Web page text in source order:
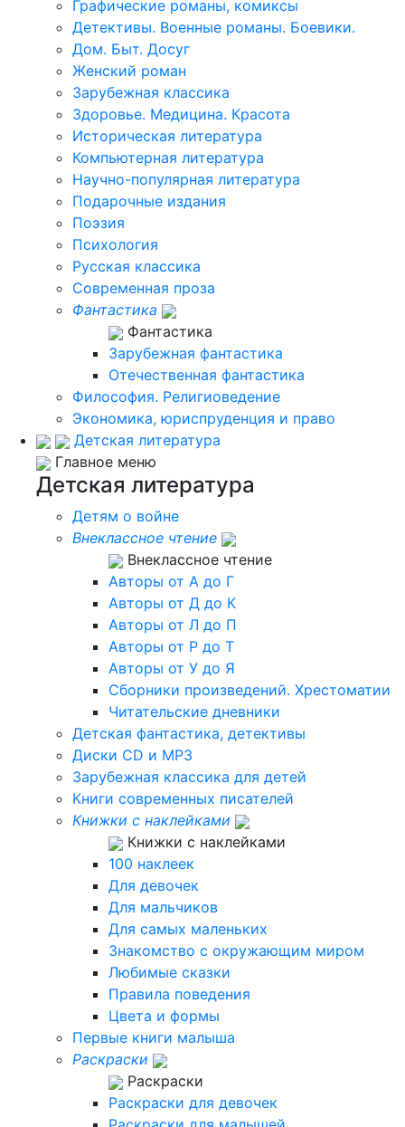
Графические романы, комиксы
Детективы. Военные романы. Боевики.
Дом. Быт. Досуг
Женский роман
Зарубежная классика
Здоровье. Медицина. Красота
Историческая литература
Компьютерная литература
Научно-популярная литература
Подарочные издания
Поэзия
Психология
Русская классика
Современная проза
Фантастика
Фантастика
Зарубежная фантастика
Отечественная фантастика
Философия. Религиоведение
Экономика, юриспруденция и право
Детская литература
Главное меню
Детская литература
Детям о войне
Внеклассное чтение
Внеклассное чтение
Авторы от А до Г
Авторы от Д до К
Авторы от Л до П
Авторы от Р до Т
Авторы от У до Я
Сборники произведений. Хрестоматии
Читательские дневники
Детская фантастика, детективы
Диски CD и MP3
Зарубежная классика для детей
Книги современных писателей
Книжки с наклейками
Книжки с наклейками
100 наклеек
Для девочек
Для мальчиков
Для самых маленьких
Знакомство с окружающим миром
Любимые сказки
Правила поведения
Цвета и формы
Первые книги малыша
Раскраски
Раскраски
Раскраски для девочек